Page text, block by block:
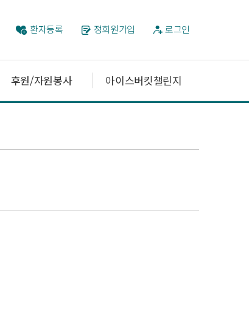
환자등록 정회원가입 로그인
후원/자원봉사 아이스버킷챌린지